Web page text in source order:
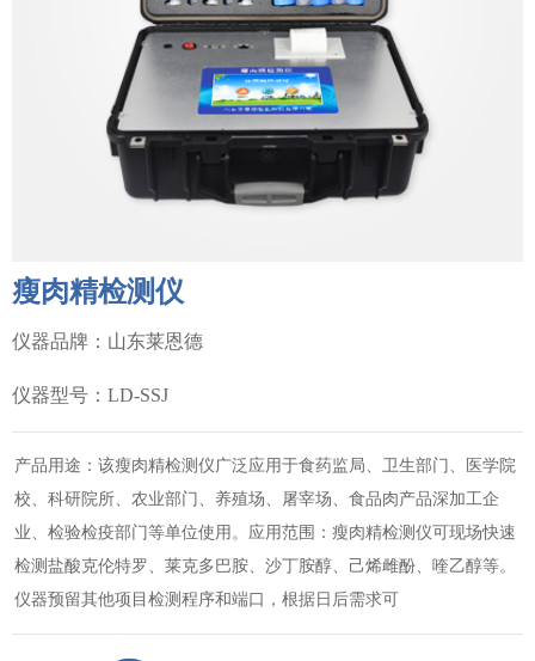
瘦肉精检测仪
仪器品牌：山东莱恩德
仪器型号：LD-SSJ
产品用途：该瘦肉精检测仪广泛应用于食药监局、卫生部门、医学院
校、科研院所、农业部门、养殖场、屠宰场、食品肉产品深加工企
业、检验检疫部门等单位使用。应用范围：瘦肉精检测仪可现场快速
检测盐酸克伦特罗、莱克多巴胺、沙丁胺醇、己烯雌酚、喹乙醇等。
仪器预留其他项目检测程序和端口，根据日后需求可